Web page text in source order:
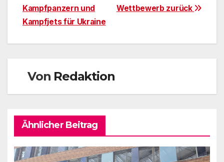
Wettbewerb zurück
Kampfpanzern und
Kampfjets für Ukraine
Von Redaktion
Ähnlicher Beitrag